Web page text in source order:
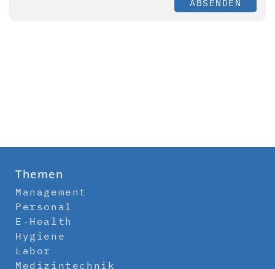
ABSENDEN
Themen
Management
Personal
E-Health
Hygiene
Labor
Medizintechnik